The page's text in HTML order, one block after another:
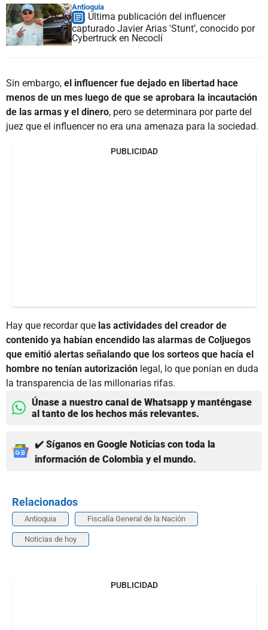
Antioquia
Última publicación del influencer
capturado Javier Arias 'Stunt’, conocido por
Cybertruck en Necoclí
Sin embargo, el influencer fue dejado en libertad hace
menos de un mes luego de que se aprobara la incautación
de las armas y el dinero, pero se determinara por parte del
juez que el influencer no era una amenaza para la sociedad.
PUBLICIDAD
Hay que recordar que las actividades del creador de
contenido ya habían encendido las alarmas de Coljuegos
que emitió alertas señalando que los sorteos que hacía el
hombre no tenían autorización legal, lo que ponían en duda
la transparencia de las millonarias rifas.
Únase a nuestro canal de Whatsapp y manténgase
al tanto de los hechos más relevantes.
✔️ Síganos en Google Noticias con toda la
información de Colombia y el mundo.
Relacionados
Antioquia Fiscalía General de la Nación
Noticias de hoy
PUBLICIDAD